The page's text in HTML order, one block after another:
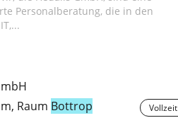
Personalberatung, die in den
Raum Bottrop Vollzeit